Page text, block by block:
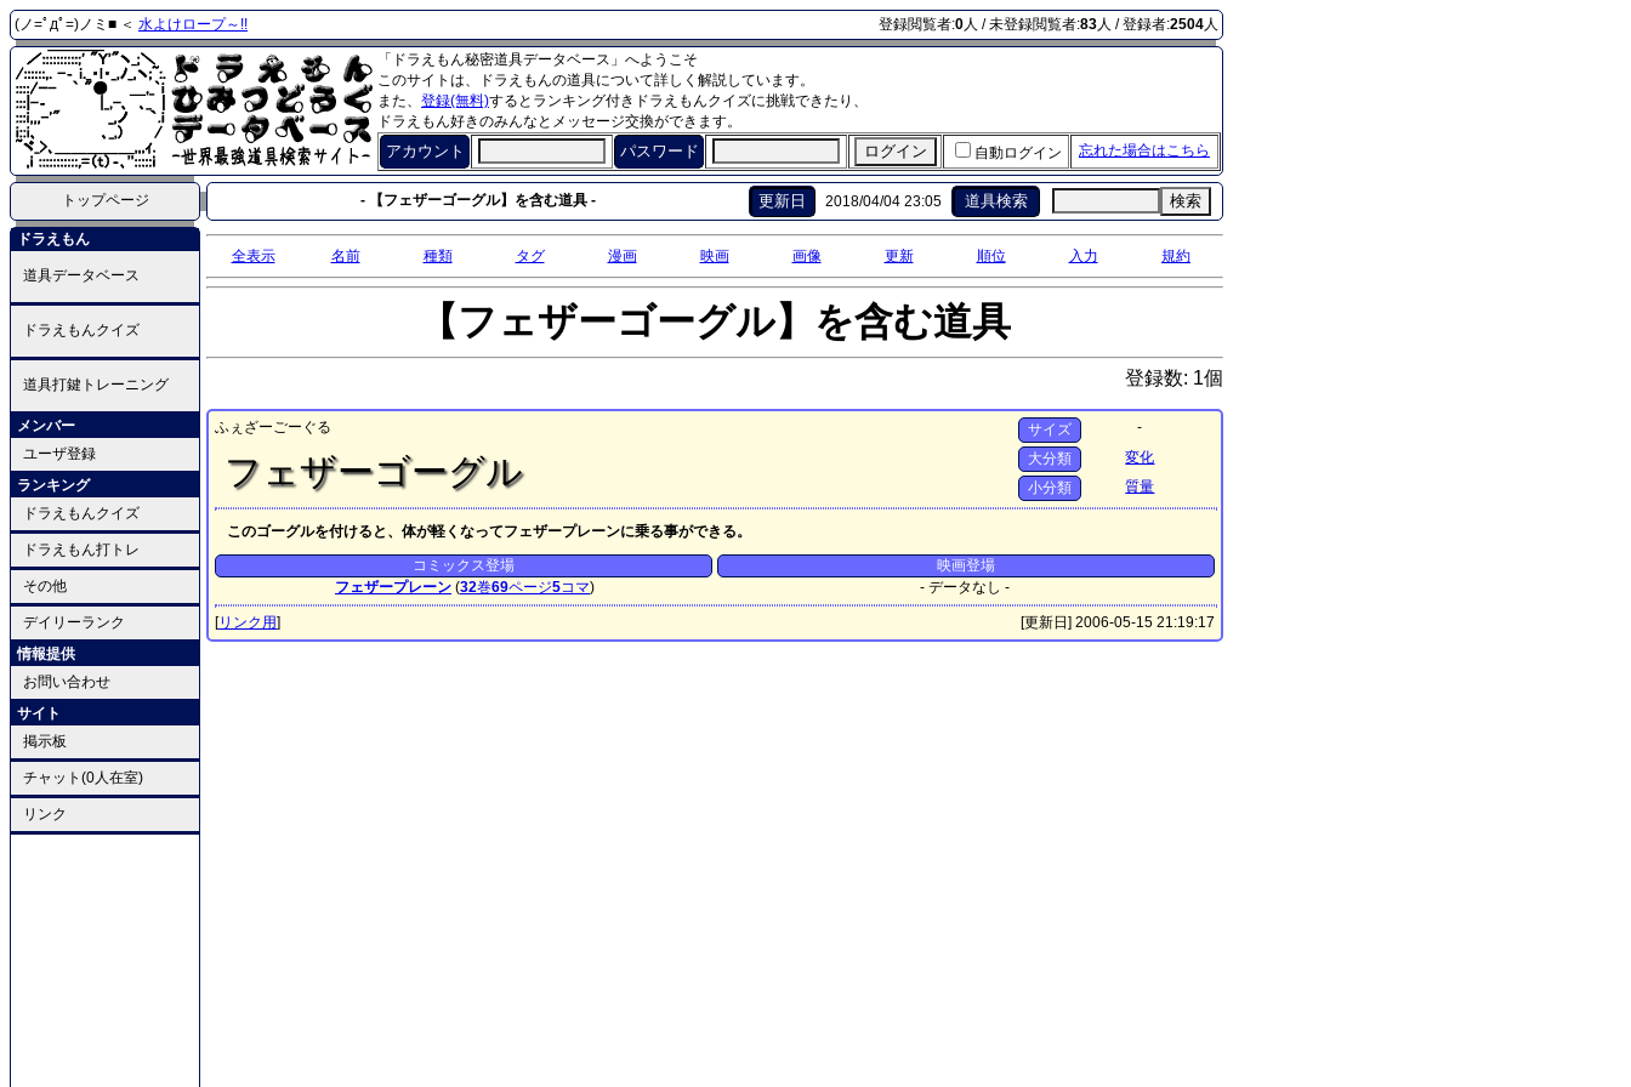
(ノ=ﾟдﾟ=)ノミ■ ＜ 水よけロープ～!! 登録閲覧者:0人 / 未登録閲覧者:83人 / 登録者:2504人
「ドラえもん秘密道具データベース」へようこそ
このサイトは、ドラえもんの道具について詳しく解説しています。
また、 登録(無料)するとランキング付きドラえもんクイズに挑戦できたり、
ドラえもん好きのみんなとメッセージ交換ができます。
アカウント パスワード 自動ログイン 忘れた場合はこちら
トップページ - 【フェザーゴーグル】を含む道具 - 更新日 2018/04/04 23:05 道具検索 検索
ドラえもん
道具データベース
ドラえもんクイズ
道具打鍵トレーニング
メンバー
ユーザ登録
ランキング
ドラえもんクイズ
ドラえもん打トレ
その他
デイリーランク
情報提供
お問い合わせ
サイト
掲示板
チャット(0人在室)
リンク
全表示 名前 種類 タグ 漫画 映画 画像 更新 順位 入力 規約
【フェザーゴーグル】を含む道具
登録数: 1個
ふぇざーごーぐる
フェザーゴーグル
サイズ
-
大分類
変化
小分類
質量
このゴーグルを付けると、体が軽くなってフェザープレーンに乗る事ができる。
コミックス登場
フェザープレーン (32巻69ページ5コマ)
映画登場
- データなし -
[リンク用] [更新日] 2006-05-15 21:19:17